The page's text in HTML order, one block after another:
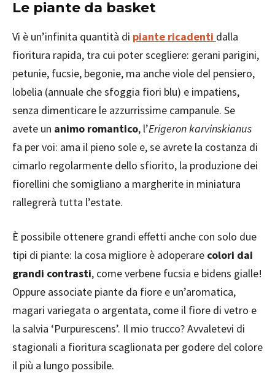
Le piante da basket
Vi è un’infinita quantità di piante ricadenti dalla
fioritura rapida, tra cui poter scegliere: gerani parigini,
petunie, fucsie, begonie, ma anche viole del pensiero,
lobelia (annuale che sfoggia fiori blu) e impatiens,
senza dimenticare le azzurrissime campanule. Se
avete un animo romantico, l’Erigeronkarvinskianus
fa per voi: ama il pieno sole e, se avrete la costanza di
cimarlo regolarmente dello sfiorito, la produzione dei
fiorellini che somigliano a margherite in miniatura
rallegrerà tutta l’estate.
È possibile ottenere grandi effetti anche con solo due
tipi di piante: la cosa migliore è adoperare colori dai
grandi contrasti, come verbene fucsia e bidens gialle!
Oppure associate piante da fiore e un’aromatica,
magari variegata o argentata, come il fiore di vetro e
la salvia ‘Purpurescens’. Il mio trucco? Avvaletevi di
stagionali a fioritura scaglionata per godere del colore
il più a lungo possibile.